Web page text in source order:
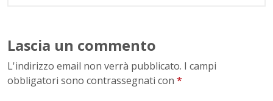
Lascia un commento
L'indirizzo email non verrà pubblicato. I campi
obbligatori sono contrassegnati con *